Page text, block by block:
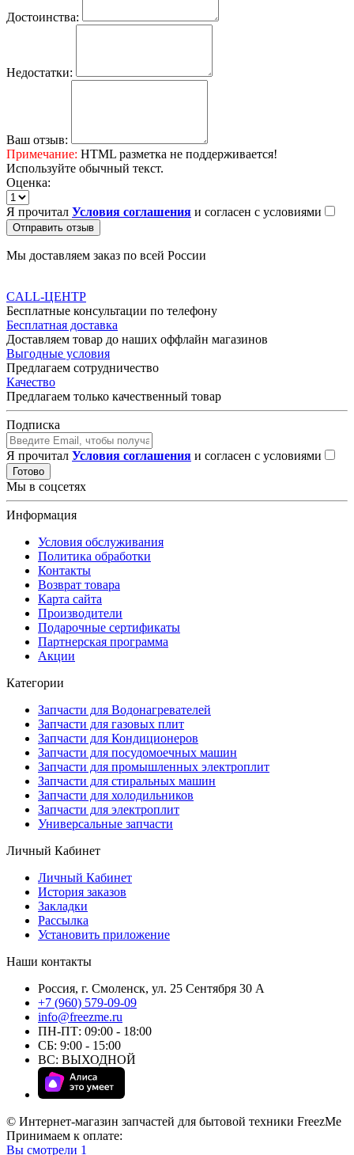
Достоинства:
Недостатки:
Ваш отзыв:
Примечание: HTML разметка не поддерживается!
Используйте обычный текст.
Оценка:
Я прочитал Условия соглашения и согласен с условиями
Отправить отзыв
Мы доставляем заказ по всей России
CALL-ЦЕНТР
Бесплатные консультации по телефону
Бесплатная доставка
Доставляем товар до наших оффлайн магазинов
Выгодные условия
Предлагаем сотрудничество
Качество
Предлагаем только качественный товар
Подписка
Я прочитал Условия соглашения и согласен с условиями
Готово
Мы в соцсетях
Информация
Условия обслуживания
Политика обработки
Контакты
Возврат товара
Карта сайта
Производители
Подарочные сертификаты
Партнерская программа
Акции
Категории
Запчасти для Водонагревателей
Запчасти для газовых плит
Запчасти для Кондиционеров
Запчасти для посудомоечных машин
Запчасти для промышленных электроплит
Запчасти для стиральных машин
Запчасти для холодильников
Запчасти для электроплит
Универсальные запчасти
Личный Кабинет
Личный Кабинет
История заказов
Закладки
Рассылка
Установить приложение
Наши контакты
Россия, г. Смоленск, ул. 25 Сентября 30 А
+7 (960) 579-09-09
info@freezme.ru
ПН-ПТ: 09:00 - 18:00
СБ: 9:00 - 15:00
ВС: ВЫХОДНОЙ
© Интернет-магазин запчастей для бытовой техники FreezMe
Принимаем к оплате:
Вы смотрели 1